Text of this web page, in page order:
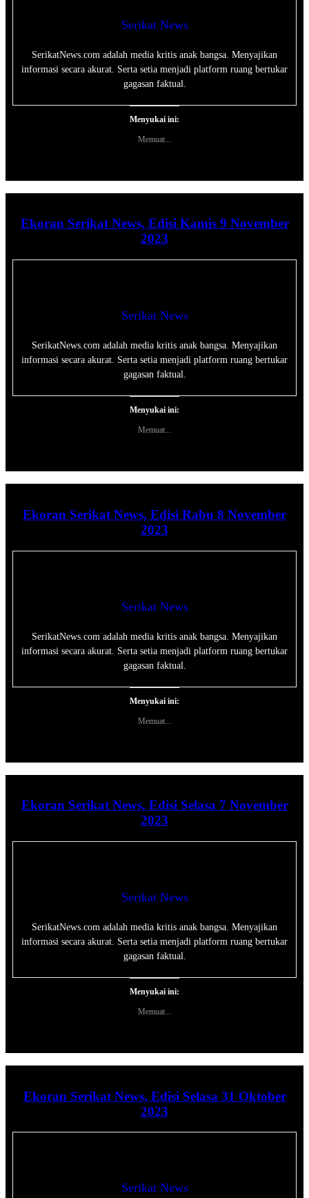
Serikat News
SerikatNews.com adalah media kritis anak bangsa. Menyajikan
informasi secara akurat. Serta setia menjadi platform ruang bertukar
gagasan faktual.
Menyukai ini:
Memuat...
Ekoran Serikat News, Edisi Kamis 9 November
2023
Serikat News
SerikatNews.com adalah media kritis anak bangsa. Menyajikan
informasi secara akurat. Serta setia menjadi platform ruang bertukar
gagasan faktual.
Menyukai ini:
Memuat...
Ekoran Serikat News, Edisi Rabu 8 November
2023
Serikat News
SerikatNews.com adalah media kritis anak bangsa. Menyajikan
informasi secara akurat. Serta setia menjadi platform ruang bertukar
gagasan faktual.
Menyukai ini:
Memuat...
Ekoran Serikat News, Edisi Selasa 7 November
2023
Serikat News
SerikatNews.com adalah media kritis anak bangsa. Menyajikan
informasi secara akurat. Serta setia menjadi platform ruang bertukar
gagasan faktual.
Menyukai ini:
Memuat...
Ekoran Serikat News, Edisi Selasa 31 Oktober
2023
Serikat News